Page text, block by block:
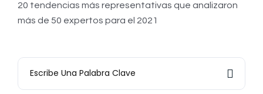
20 tendencias más representativas que analizaron
más de 50 expertos para el 2021